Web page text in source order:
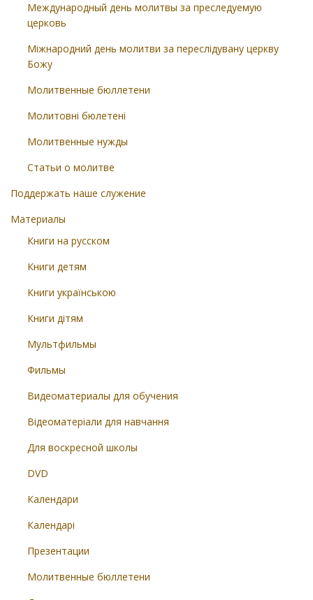
Международный день молитвы за преследуемую
церковь
Міжнародний день молитви за переслідувану церкву
Божу
Молитвенные бюллетени
Молитовні бюлетені
Молитвенные нужды
Статьи о молитве
Поддержать наше служение
Материалы
Книги на русском
Книги детям
Книги українською
Книги дітям
Мультфильмы
Фильмы
Видеоматериалы для обучения
Відеоматеріали для навчання
Для воскресной школы
DVD
Календари
Календарі
Презентации
Молитвенные бюллетени